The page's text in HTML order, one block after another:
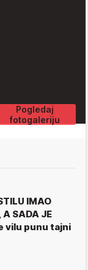
Pogledaj
fotogaleriju
IMAO
A SADA JE
vilu punu tajni